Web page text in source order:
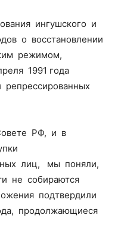
ингушского и
о восстановлении
режимом,
1991 года
РФ, и в
лиц, мы поняли,
не собираются
подтвердили
продолжающиеся